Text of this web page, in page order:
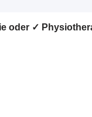
oder ✓